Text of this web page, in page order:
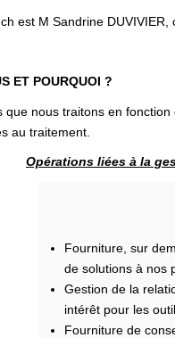
est M Sandrine
ET POURQUOI ?
nous traitons en
au traitement.
Opérations liées à la
Fourniture, sur
de solutions à nos
Gestion de la
intérêt pour les
Fourniture de